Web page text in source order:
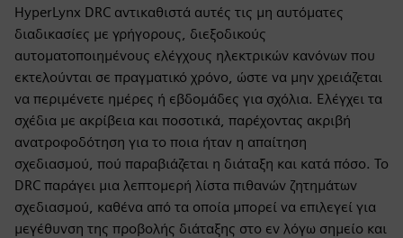
HyperLynx DRC αντικαθιστά αυτές τις μη αυτόματες
διαδικασίες με γρήγορους, διεξοδικούς
αυτοματοποιημένους ελέγχους ηλεκτρικών κανόνων που
εκτελούνται σε πραγματικό χρόνο, ώστε να μην χρειάζεται
να περιμένετε ημέρες ή εβδομάδες για σχόλια. Ελέγχει τα
σχέδια με ακρίβεια και ποσοτικά, παρέχοντας ακριβή
ανατροφοδότηση για το ποια ήταν η απαίτηση
σχεδιασμού, πού παραβιάζεται η διάταξη και κατά πόσο. Το
DRC παράγει μια λεπτομερή λίστα πιθανών ζητημάτων
σχεδιασμού, καθένα από τα οποία μπορεί να επιλεγεί για
μεγέθυνση της προβολής διάταξης στο εν λόγω σημείο και